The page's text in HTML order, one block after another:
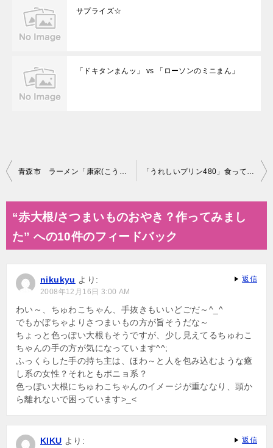
サプライズ☆
「ドキタンまんッ」 vs 「ローソンのミニまん」
投
ゲ
シ
ョ
青森市 ラーメン「康家(こうや)」さ行ってみました～ 「うれしいプリン480」食ってみました～
“赤大根/さつまいものおやき？作ってみまし
た” への10件のフィードバック
nikukyu より:
2008年12月16日 3:00 AM
わい～、ちゅわこちゃん、手抜きもいいどごだ～^_^
でもかぼちゃよりさつまいもの方が旨そうだな～
ちょっと色っぽい大根もそうですが、少し見えてるちゅわこ
ちゃんの手の方が気になっています^^;
ふっくらした手の持ち主は、ほわ～と人を包み込むような癒
し系の女性？それともポニョ系？
色っぽい大根にちゅわこちゃんのイメージが重ななり、頭か
ら離れないで困っています>_<
返信
KIKU より: 返信